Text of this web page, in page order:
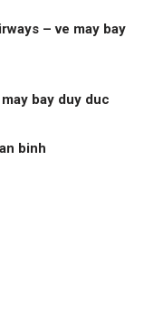
– ve may bay
bay duy duc
binh